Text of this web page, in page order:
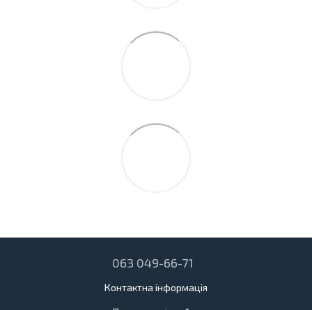
063 049-66-71
Контактна інформація